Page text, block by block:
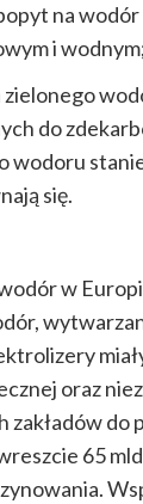
na wodór
i
do
wodoru
się.
w
oraz
zakładów
65
.